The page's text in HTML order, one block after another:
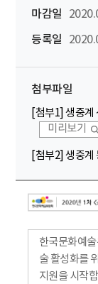
마감일
등록일
첨부파일
[첨부1] 생중
미리보기
[첨부2] 생중
한국문화예
술 활성화를
지원을 시작